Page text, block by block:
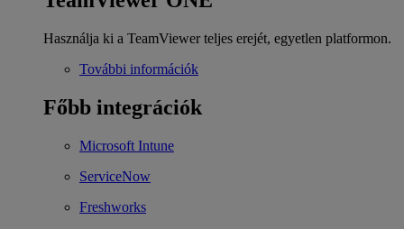
Használja ki a TeamViewer teljes erejét, egyetlen platformon.
További információk
Főbb integrációk
Microsoft Intune
ServiceNow
Freshworks